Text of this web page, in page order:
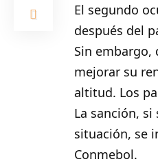
El segundo
después del
Sin embargo,
mejorar su
altitud. Los
La sanción,
situación, se
Conmebol.